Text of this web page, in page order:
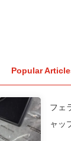
フェ
ャッ